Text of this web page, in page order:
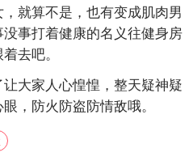
就算不是，也有变成肌肉男
事打着健康的名义往健身房
去吧。
大家人心惶惶，整天疑神疑
，防火防盗防情敌哦。